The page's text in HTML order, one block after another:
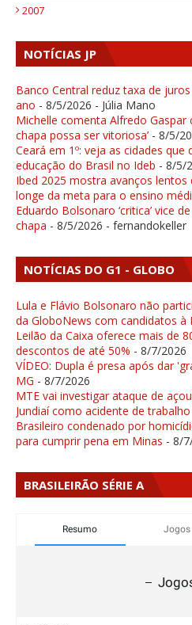
2007
NOTÍCIAS JP
Banco Central reduz taxa de
ano - 8/5/2026 - Júlia Mano
Michelle comenta Alfredo Gaspar
chapa possa ser vitoriosa’ - 8/5/
Ceará em 1º: veja as cidades
educação do Brasil no Ideb - 8/5/
Ibed 2025 mostra avanços lentos
longe da meta para o ensino
Eduardo Bolsonaro ‘critica’ vice
chapa - 8/5/2026 - fernandokeller
NOTÍCIAS DO G1 - GLOBO
Lula e Flávio Bolsonaro não
da GloboNews com candidatos à
Leilão da Caixa oferece mais de
descontos de até 50% - 8/7/2026
VÍDEO: Dupla é presa após dar
MG - 8/7/2026
MTE vai investigar ataque de
Jundiaí como acidente de trabalho
Brasileiro condenado por
para cumprir pena em Minas - 8/
BRASILEIRÃO SÉRIE A
Resumo Jogos